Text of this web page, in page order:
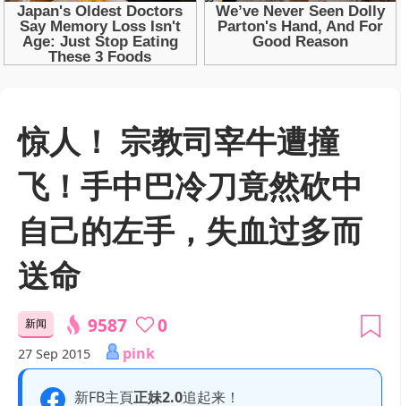
惊人！ 宗教司宰牛遭撞
飞！手中巴冷刀竟然砍中
自己的左手，失血过多而
送命
新闻 9587 0
27 Sep 2015 pink
新FB主頁正妹2.0追起来！